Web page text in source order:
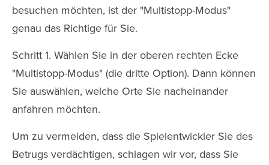
besuchen möchten, ist der "Multistopp-Modus"
genau das Richtige für Sie.
Schritt 1. Wählen Sie in der oberen rechten Ecke
"Multistopp-Modus" (die dritte Option). Dann können
Sie auswählen, welche Orte Sie nacheinander
anfahren möchten.
Um zu vermeiden, dass die Spielentwickler Sie des
Betrugs verdächtigen, schlagen wir vor, dass Sie